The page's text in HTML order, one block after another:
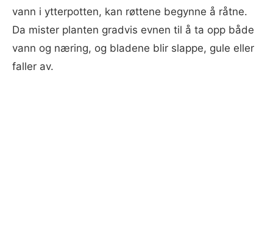
vann i ytterpotten, kan røttene begynne å råtne.
Da mister planten gradvis evnen til å ta opp både
vann og næring, og bladene blir slappe, gule eller
faller av.